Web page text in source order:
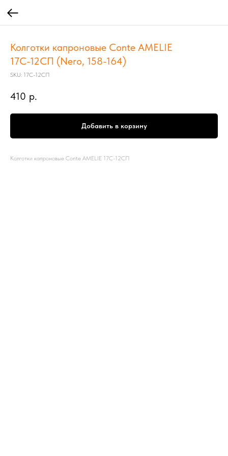
Колготки капроновые Conte AMELIE
17С-12СП (Nero, 158-164)
SKU: 17С-12СП
410 р.
Добавить в корзину
Колготки капроновые Conte AMELIE 17С-12СП